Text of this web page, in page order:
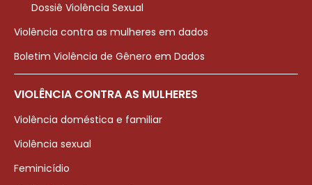
Dossiê Violência Sexual
Violência contra as mulheres em dados
Boletim Violência de Gênero em Dados
VIOLÊNCIA CONTRA AS MULHERES
Violência doméstica e familiar
Violência sexual
Feminicídio